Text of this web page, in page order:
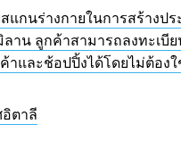
แกนร่างกายในการสร้าง
าน ลูกค้าสามารถลงทะเบี
าและช้อปปิ้งได้โดยไม่ต้อง
ตาลี